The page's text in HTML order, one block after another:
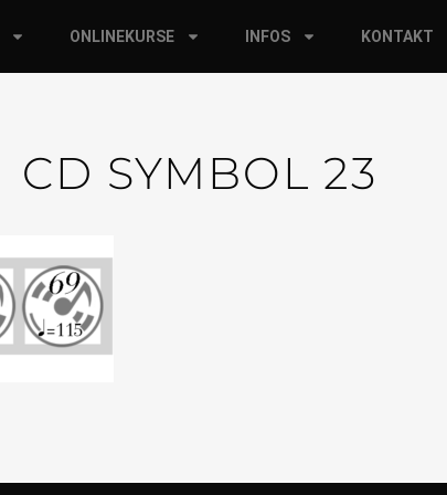
ONLINEKURSE INFOS KONTAKT
CD SYMBOL 23